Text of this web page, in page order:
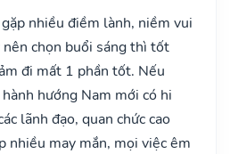
nhiều điềm lành, niềm vui
chọn buổi sáng thì tốt
đi mất 1 phần tốt. Nếu
hướng Nam mới có hi
lãnh đạo, quan chức cao
nhiều may mắn, mọi việc êm